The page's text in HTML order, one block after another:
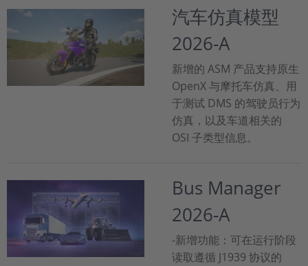
汽车仿真模型
2026-A
新增的 ASM 产品支持原生
OpenX 与摩托车仿真、用
于测试 DMS 的驾驶员行为
仿真，以及车道相关的
OSI 子类型信息。
Bus Manager
2026-A
-新增功能：可在运行阶段
读取遵循 J1939 协议的